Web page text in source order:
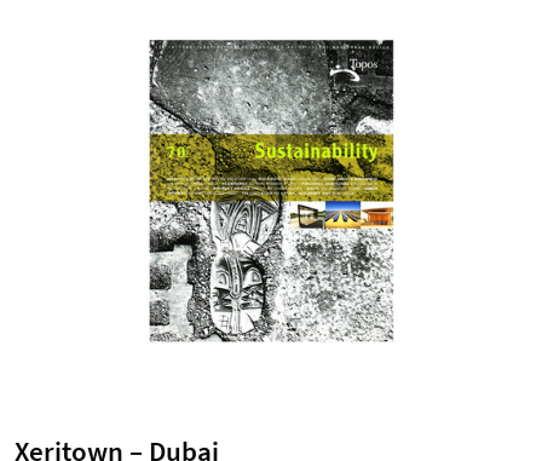
Xeritown – Dubai